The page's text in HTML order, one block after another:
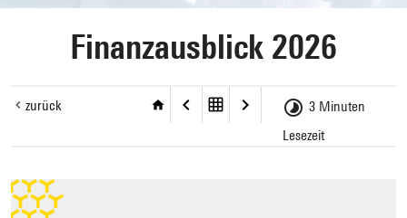
Finanzausblick 2026
zurück
3 Minuten
Lesezeit
auswählen